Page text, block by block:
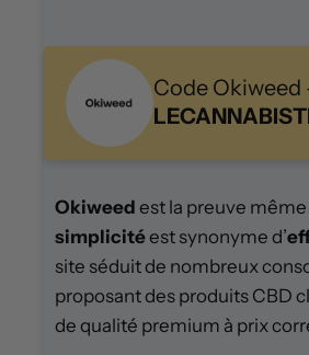
Code Okiweed
Okiweed est la preuve même
simplicitéest synonyme d’
site séduit de nombreux
proposant des produits CBD
de qualité premium à prix